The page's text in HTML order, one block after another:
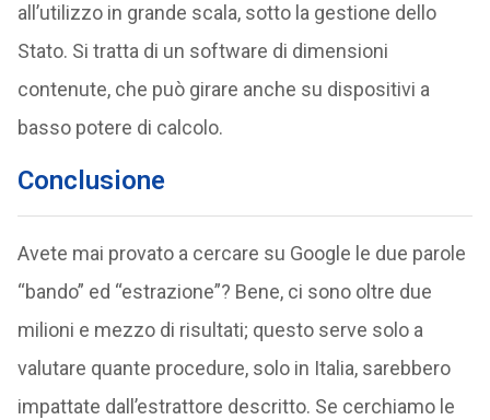
all’utilizzo in grande scala, sotto la gestione dello
Stato. Si tratta di un software di dimensioni
contenute, che può girare anche su dispositivi a
basso potere di calcolo.
Conclusione
Avete mai provato a cercare su Google le due parole
“bando” ed “estrazione”? Bene, ci sono oltre due
milioni e mezzo di risultati; questo serve solo a
valutare quante procedure, solo in Italia, sarebbero
impattate dall’estrattore descritto. Se cerchiamo le